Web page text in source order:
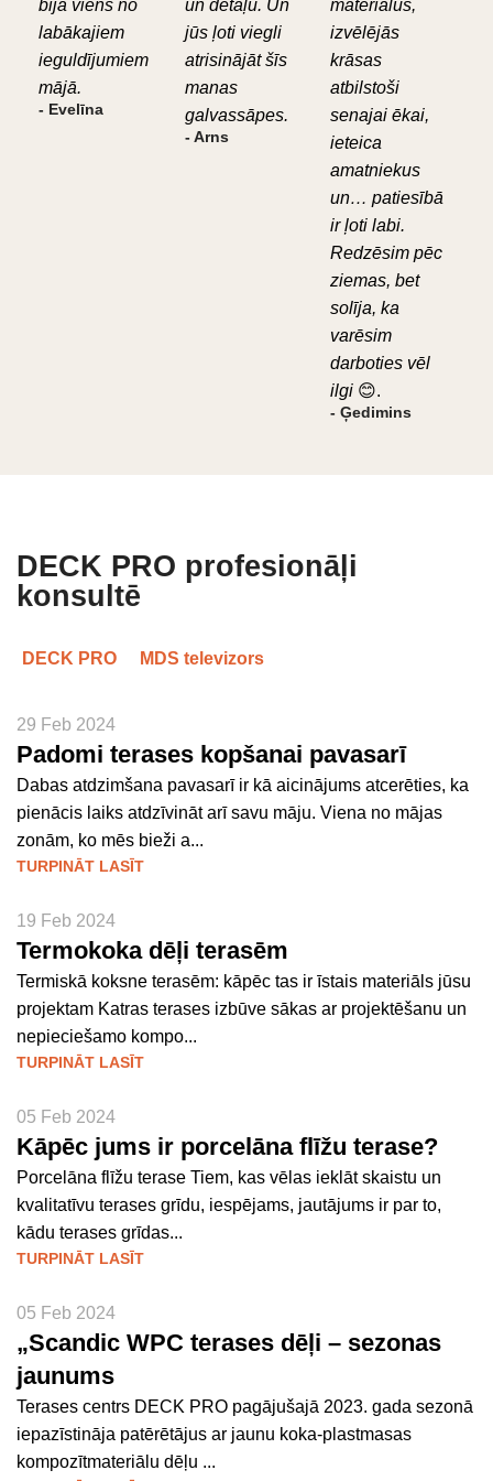
bija viens no
labākajiem
ieguldījumiem
mājā.
- Evelīna
un detaļu. Un
jūs ļoti viegli
atrisinājāt šīs
manas
galvassāpes.
- Arns
materiālus,
izvēlējās
krāsas
atbilstoši
senajai ēkai,
ieteica
amatniekus
un… patiesībā
ir ļoti labi.
Redzēsim pēc
ziemas, bet
solīja, ka
varēsim
darboties vēl
ilgi 😊.
- Ģedimins
DECK PRO profesionāļi
konsultē
DECK PRO MDS televizors
29 Feb 2024
Padomi terases kopšanai pavasarī
Dabas atdzimšana pavasarī ir kā aicinājums atcerēties, ka
pienācis laiks atdzīvināt arī savu māju. Viena no mājas
zonām, ko mēs bieži a...
TURPINĀT LASĪT
19 Feb 2024
Termokoka dēļi terasēm
Termiskā koksne terasēm: kāpēc tas ir īstais materiāls jūsu
projektam Katras terases izbūve sākas ar projektēšanu un
nepieciešamo kompo...
TURPINĀT LASĪT
05 Feb 2024
Kāpēc jums ir porcelāna flīžu terase?
Porcelāna flīžu terase Tiem, kas vēlas ieklāt skaistu un
kvalitatīvu terases grīdu, iespējams, jautājums ir par to,
kādu terases grīdas...
TURPINĀT LASĪT
05 Feb 2024
„Scandic WPC terases dēļi – sezonas
jaunums
Terases centrs DECK PRO pagājušajā 2023. gada sezonā
iepazīstināja patērētājus ar jaunu koka-plastmasas
kompozītmateriālu dēļu ...